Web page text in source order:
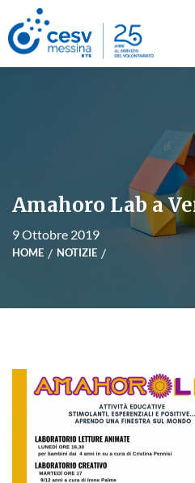
Amahoro Lab a
9 Ottobre 2019
HOME NOTIZIE